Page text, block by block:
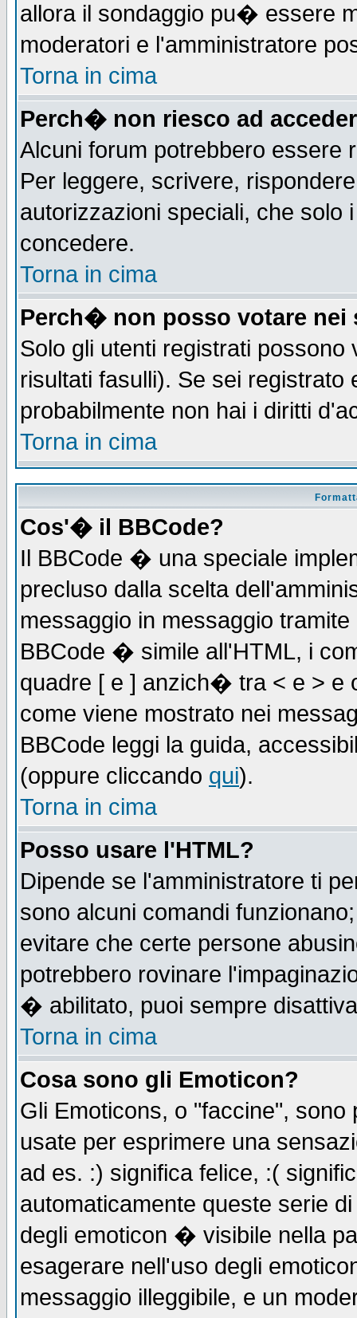
allora il sondaggio pu� essere
moderatori e l'amministratore
Torna in cima
Perch� non riesco ad
Alcuni forum potrebbero essere
Per leggere, scrivere,
autorizzazioni speciali, che solo
concedere.
Torna in cima
Perch� non posso votare nei
Solo gli utenti registrati
risultati fasulli). Se sei
probabilmente non hai i diritti
Torna in cima
Cos'� il BBCode?
Il BBCode � una speciale
precluso dalla scelta
messaggio in messaggio
BBCode � simile all'HTML, i
quadre [ e ] anzich� tra < e > e
come viene mostrato nei
BBCode leggi la guida,
(oppure cliccando qui).
Torna in cima
Posso usare l'HTML?
Dipende se l'amministratore ti
sono alcuni comandi
evitare che certe persone
potrebbero rovinare
� abilitato, puoi sempre
Torna in cima
Cosa sono gli Emoticon?
Gli Emoticons, o "faccine",
usate per esprimere una
ad es. :) significa felice, :(
automaticamente queste serie
degli emoticon � visibile nella
esagerare nell'uso degli
messaggio illeggibile, e un